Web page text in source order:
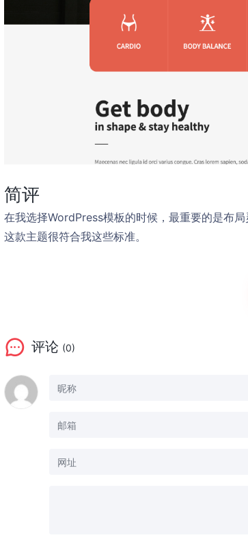
简评
在我选择WordPress模板的时候，最重要的是布
这款主题很符合我这些标准。
评论 (0)